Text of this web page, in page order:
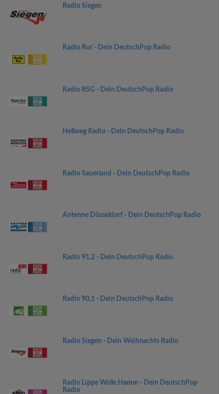
Radio Siegen
Radio Rur - Dein DeutschPop Radio
Radio RSG - Dein DeutschPop Radio
Hellweg Radio - Dein DeutschPop Radio
Radio Sauerland - Dein DeutschPop Radio
Antenne Düsseldorf - Dein DeutschPop Radio
Radio 91.2 - Dein DeutschPop Radio
Radio 90,1 - Dein DeutschPop Radio
Radio Siegen - Dein Weihnachts Radio
Radio Lippe Welle Hamm - Dein DeutschPop
Radio